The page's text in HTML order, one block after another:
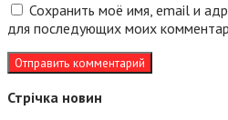
Сохранить моё имя, email и
для последующих моих
Стрічка новин